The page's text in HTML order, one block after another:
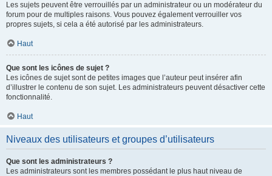
Les sujets peuvent être verrouillés par un administrateur ou un modérateur du
forum pour de multiples raisons. Vous pouvez également verrouiller vos
propres sujets, si cela a été autorisé par les administrateurs.
Haut
Que sont les icônes de sujet ?
Les icônes de sujet sont de petites images que l’auteur peut insérer afin
d’illustrer le contenu de son sujet. Les administrateurs peuvent désactiver cette
fonctionnalité.
Haut
Niveaux des utilisateurs et groupes d’utilisateurs
Que sont les administrateurs ?
Les administrateurs sont les membres possédant le plus haut niveau de